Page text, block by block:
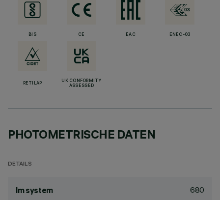
BIS CE EAC ENEC-03
RETILAP
UK CONFORMITY
ASSESSED
PHOTOMETRISCHE DATEN
DETAILS
lm system 680